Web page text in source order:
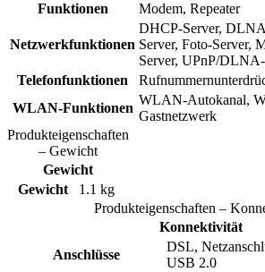
Funktionen
Modem, Repeater
Netzwerkfunktionen
DHCP-Server,
Server, Foto-Server,
Server, UPnP/
Telefonfunktionen
WLAN-Funktionen
WLAN-Autokanal,
Gastnetzwerk
Produkteigenschaften
– Gewicht
Gewicht
Gewicht
1.1 kg
Produkteigenschaften –
Konnektivität
Anschlüsse
DSL,
USB 2.0